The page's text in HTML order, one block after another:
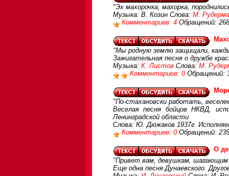
"Эх махорочка, махорка,
Музыка: В. Козин Слова: М.
Комментариев: 4 Обращений:
"Мы родную землю защищали,
Зажигательная песня о дружбе
Музыка: К. Листов Слова: М.
Комментариев: 0 Обращений:
"По-стахановски работать,
Веселая песня бойцов НКВД,
Ленинградской области
Слова: Ю. Дюжаков 1937г.
Комментариев: 0 Обращений:
О
"Привет вам, девушкам, шагающим
Еще одна песня Дунаевского.